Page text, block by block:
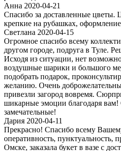
Анна 2020-04-21
Спасибо за доставленные цветы.
крепкие на рубашках,
Светлана 2020-04-15
Огромное спасибо всему
другом городе, подруга в Туле.
Исходя из ситуации, нет
воздушные шарики и большого
подобрать подарок,
желанию. Очень
привезли загород вовремя.
шикарные эмоции благодаря
замечательные!
Дария 2020-04-11
Прекрасно! Спасибо всему
оперативность, пунктуальность,
Омске, заказала букет в вазе с